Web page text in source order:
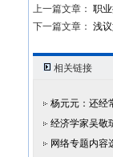
上一篇文章： 职
下一篇文章： 浅
相关链接
杨元元：还经
经济学家吴敬
网络专题内容